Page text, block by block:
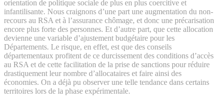
orientation de politique sociale de plus en plus coercitive et
infantilisante. Nous craignons d’une part une augmentation du non-
recours au RSA et à l’assurance chômage, et donc une précarisation
encore plus forte des personnes. Et d’autre part, que cette allocation
devienne une variable d’ajustement budgétaire pour les
Départements. Le risque, en effet, est que des conseils
départementaux profitent de ce durcissement des conditions d’accès
au RSA et de cette facilitation de la prise de sanctions pour réduire
drastiquement leur nombre d’allocataires et faire ainsi des
économies. On a déjà pu observer une telle tendance dans certains
territoires lors de la phase expérimentale.